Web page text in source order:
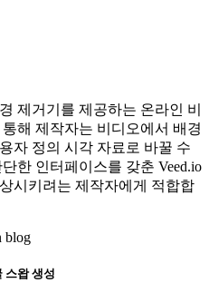
제거기를 제공하는 온라인 비
해 제작자는 비디오에서 배경
자 정의 시각 자료로 바꿀 수
한 인터페이스를 갖춘 Veed.io
시키려는 제작자에게 적합합
스왑 생성